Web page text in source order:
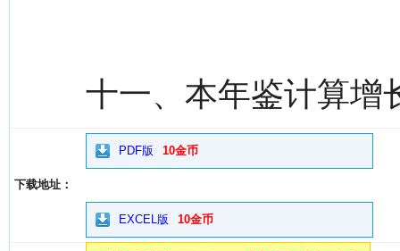
十一、本年鉴计算增
下载地址：
PDF版 10金币
EXCEL版 10金币